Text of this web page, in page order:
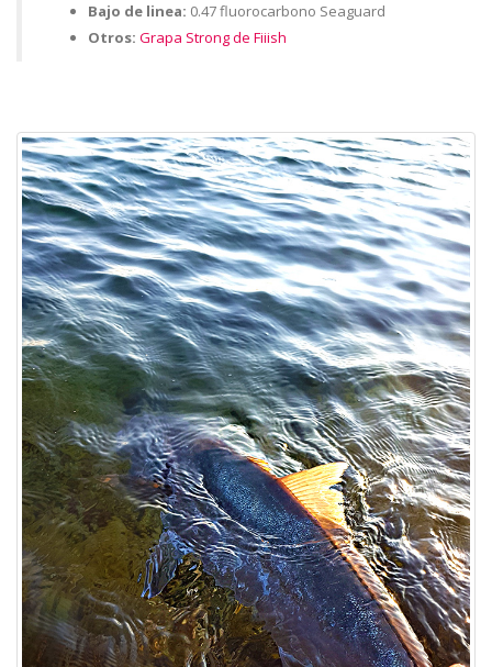
Bajo de linea: 0.47 fluorocarbono Seaguard
Otros: Grapa Strong de Fiiish